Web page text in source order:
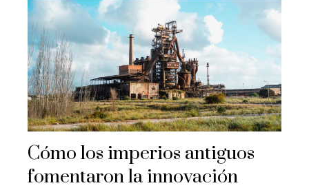
Cómo los imperios antiguos
fomentaron la innovación